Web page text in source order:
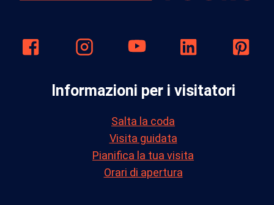
Informazioni per i visitatori
Salta la coda
Visita guidata
Pianifica la tua visita
Orari di apertura